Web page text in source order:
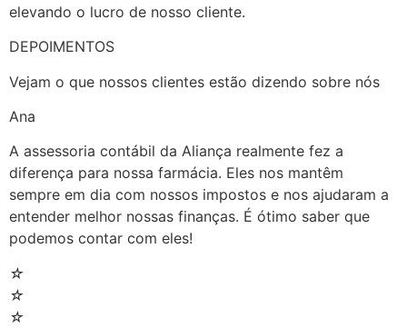
elevando o lucro de nosso cliente.
DEPOIMENTOS
Vejam o que nossos clientes estão dizendo sobre nós
Ana
A assessoria contábil da Aliança realmente fez a
diferença para nossa farmácia. Eles nos mantêm
sempre em dia com nossos impostos e nos ajudaram a
entender melhor nossas finanças. É ótimo saber que
podemos contar com eles!
☆
☆
☆